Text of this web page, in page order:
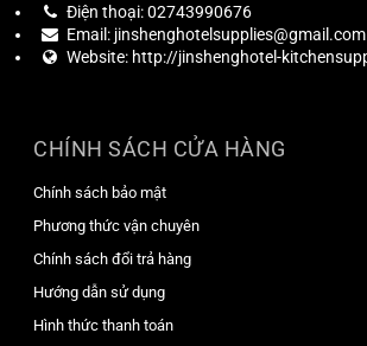
Điện thoại:02743990676
Email: jinshenghotelsupplies@gmail.com
Website: http://jinshenghotel-
CHÍNH SÁCH CỬA HÀNG
Chính sách bảo mật
Phương thức vận chuyên
Chính sách đổi trả hàng
Hướng dẫn sử dụng
Hình thức thanh toán